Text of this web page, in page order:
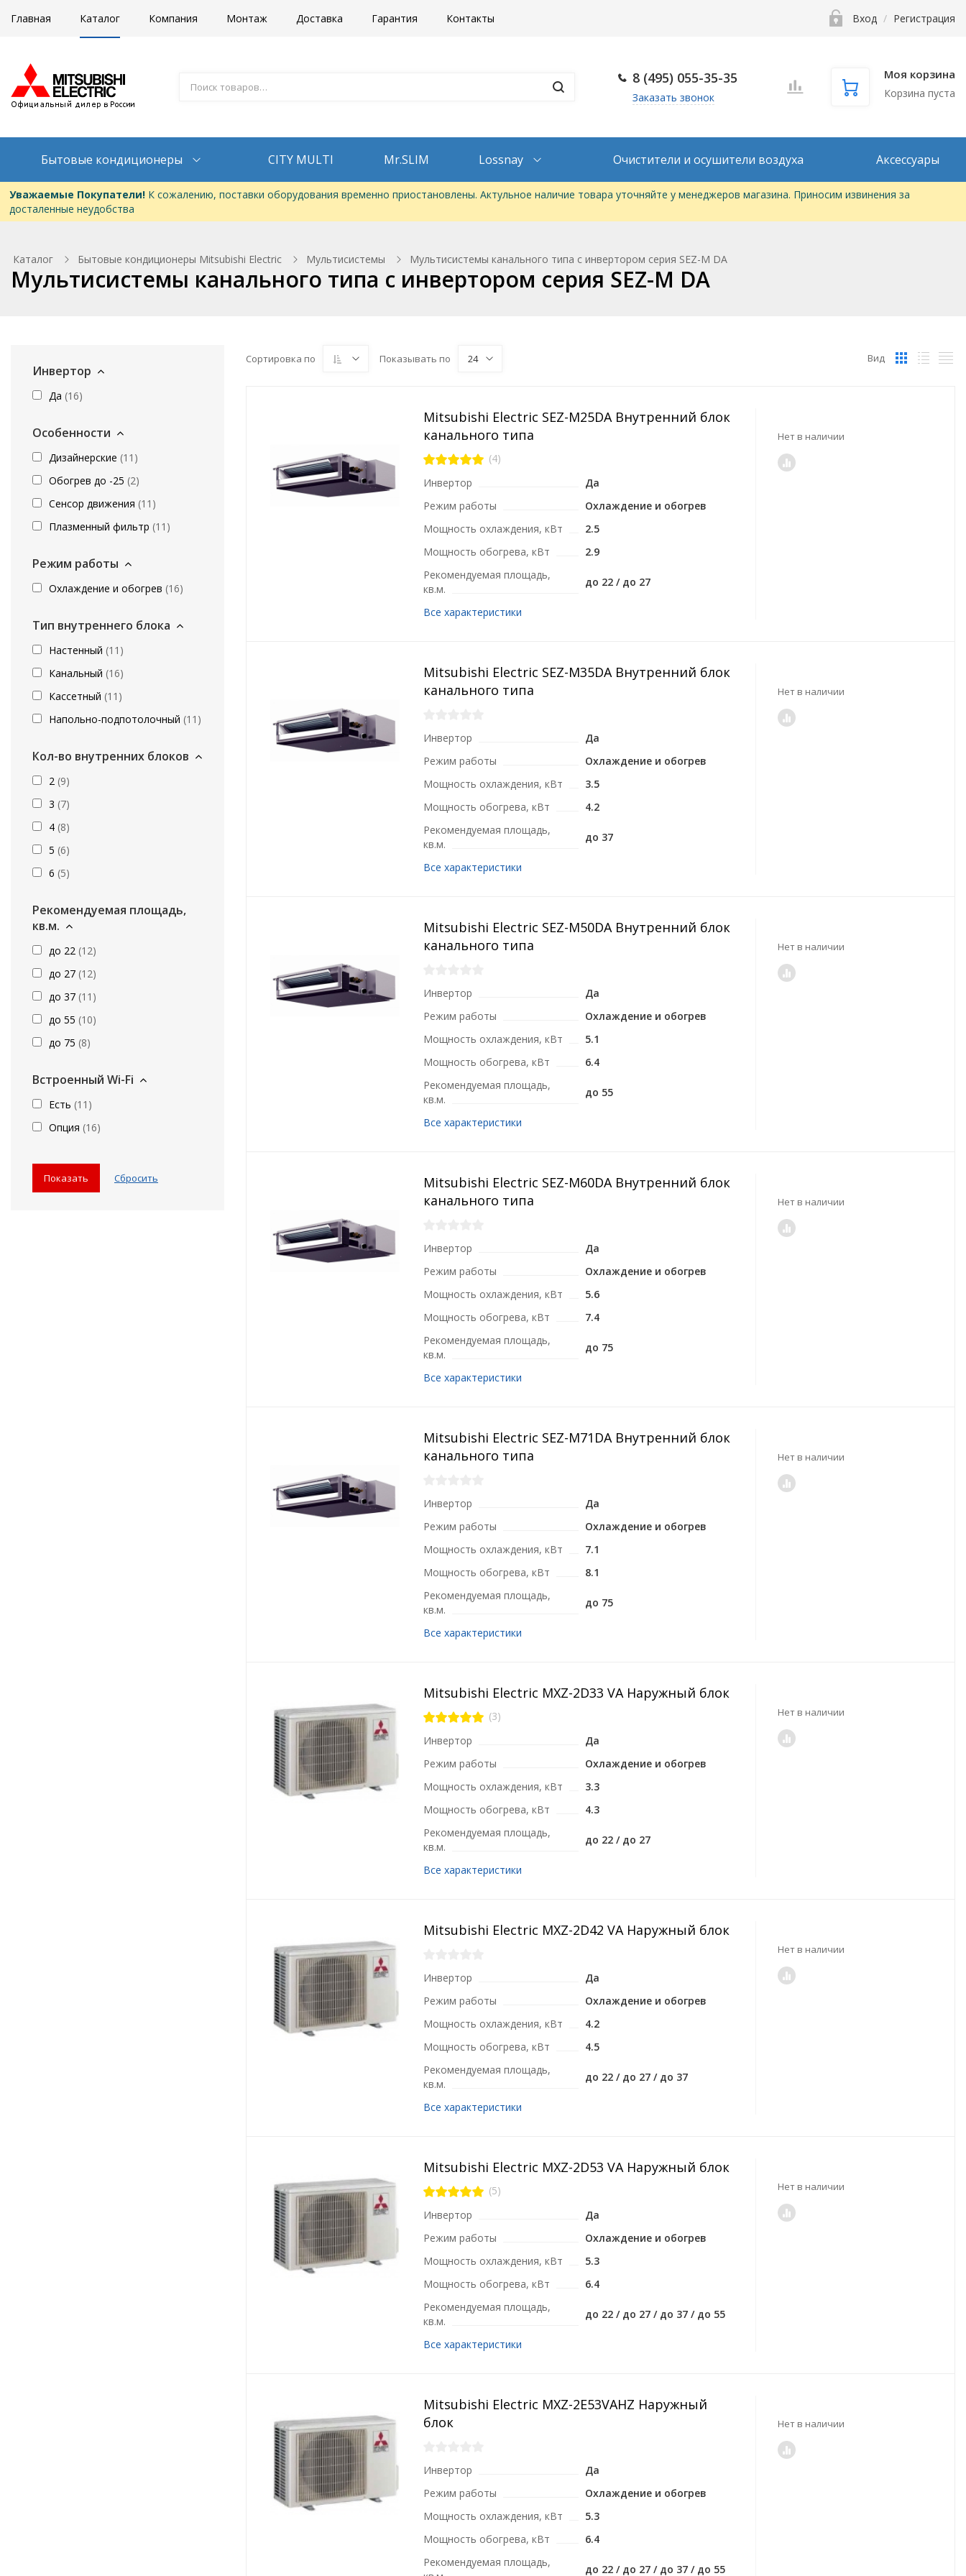
Главная Каталог Компания Монтаж Доставка Гарантия Контакты Вход / Регистрация
8 (495) 055-35-35
Заказать звонок
Моя корзина
Корзина пуста
Бытовые кондиционеры CITY MULTI Mr.SLIM Lossnay Очистители и осушители воздуха Аксессуары
Уважаемые Покупатели!К сожалению, поставки оборудования временно приостановлены. Актульное наличие товара уточняйте у менеджеров магазина. Приносим извинения за
досталенные неудобства
Каталог Бытовые кондиционеры Mitsubishi Electric Мультисистемы Мультисистемы канального типа с инвертором серия SEZ-M DA
Мультисистемы канального типа с инвертором серия SEZ-M DA
Инвертор
Да (16)
Особенности
Дизайнерские (11 )
Обогрев до -25 (2)
Сенсор движения (11 )
Плазменный фильтр (11 )
Режим работы
Охлаждение и обогрев (16)
Тип внутреннего блока
Настенный (11 )
Канальный (16)
Кассетный (11 )
Напольно-подпотолочный (11 )
Кол-во внутренних блоков
2 (9)
3 (7)
4 (8)
5 (6)
6 (5)
Рекомендуемая площадь,
кв.м.
до 22 (12)
до 27 (12)
до 37 (11 )
до 55 (10)
до 75 (8)
Встроенный Wi-Fi
Есть (11 )
Опция (16)
Сортировка по Показывать по 24 Вид
Mitsubishi Electric SEZ-M25DA Внутренний блок
канального типа
(4)
Инвертор
Да
Режим работы
Охлаждение и обогрев
Мощность охлаждения, кВт
2.5
Мощность обогрева, кВт
2.9
Рекомендуемая площадь,
кв.м.
до 22 / до 27
Все характеристики
Нет в наличии
Mitsubishi Electric SEZ-M35DA Внутренний блок
канального типа
Инвертор
Да
Режим работы
Охлаждение и обогрев
Мощность охлаждения, кВт
3.5
Мощность обогрева, кВт
4.2
Рекомендуемая площадь,
кв.м.
до 37
Все характеристики
Нет в наличии
Mitsubishi Electric SEZ-M50DA Внутренний блок
канального типа
Инвертор
Да
Режим работы
Охлаждение и обогрев
Мощность охлаждения, кВт
5.1
Мощность обогрева, кВт
6.4
Рекомендуемая площадь,
кв.м.
до 55
Все характеристики
Нет в наличии
Mitsubishi Electric SEZ-M60DA Внутренний блок
канального типа
Инвертор
Да
Режим работы
Охлаждение и обогрев
Мощность охлаждения, кВт
5.6
Мощность обогрева, кВт
7.4
Рекомендуемая площадь,
кв.м.
до 75
Все характеристики
Нет в наличии
Mitsubishi Electric SEZ-M71DA Внутренний блок
канального типа
Инвертор
Да
Режим работы
Охлаждение и обогрев
Мощность охлаждения, кВт
7.1
Мощность обогрева, кВт
8.1
Рекомендуемая площадь,
кв.м.
до 75
Все характеристики
Нет в наличии
Mitsubishi Electric MXZ-2D33 VA Наружный блок
(3)
Инвертор
Да
Режим работы
Охлаждение и обогрев
Мощность охлаждения, кВт
3.3
Мощность обогрева, кВт
4.3
Рекомендуемая площадь,
кв.м.
до 22 / до 27
Все характеристики
Нет в наличии
Mitsubishi Electric MXZ-2D42 VA Наружный блок
Инвертор
Да
Режим работы
Охлаждение и обогрев
Мощность охлаждения, кВт
4.2
Мощность обогрева, кВт
4.5
Рекомендуемая площадь,
кв.м.
до 22 / до 27 / до 37
Все характеристики
Нет в наличии
Mitsubishi Electric MXZ-2D53 VA Наружный блок
(5)
Инвертор
Да
Режим работы
Охлаждение и обогрев
Мощность охлаждения, кВт
5.3
Мощность обогрева, кВт
6.4
Рекомендуемая площадь,
кв.м.
до 22 / до 27 / до 37 / до 55
Все характеристики
Нет в наличии
Mitsubishi Electric MXZ-2E53VAHZ Наружный
блок
Инвертор
Да
Режим работы
Охлаждение и обогрев
Мощность охлаждения, кВт
5.3
Мощность обогрева, кВт
6.4
Рекомендуемая площадь,
до 22 / до 27 / до 37 / до 55
Нет в наличии